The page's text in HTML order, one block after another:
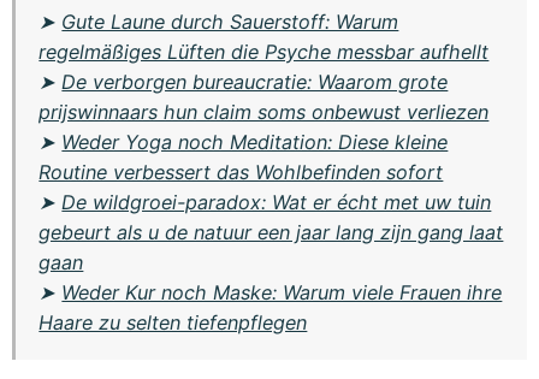
➤ Gute Laune durch Sauerstoff: Warum
regelmäßiges Lüften die Psyche messbar aufhellt
➤De verborgen bureaucratie: Waarom grote
prijswinnaars hun claim soms onbewust verliezen
➤ Weder Yoga noch Meditation: Diese kleine
Routine verbessert das Wohlbefinden sofort
➤De wildgroei-paradox: Wat er écht met uw tuin
gebeurt als u de natuur een jaar lang zijn gang laat
gaan
➤ Weder Kur noch Maske: Warum viele Frauen ihre
Haare zu selten tiefenpflegen